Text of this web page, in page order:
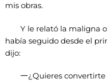
mis obras.
Y le relató la maligna
había seguido desde el
dijo:
一¿Quieres